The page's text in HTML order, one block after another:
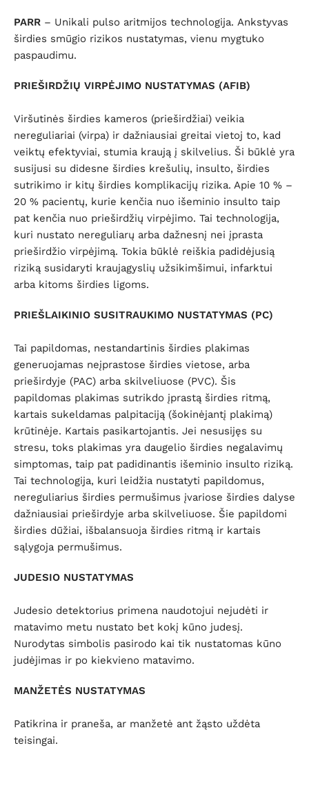
PARR – Unikali pulso aritmijos technologija. Ankstyvas
širdies smūgio rizikos nustatymas, vienu mygtuko
paspaudimu.
PRIEŠIRDŽIŲ VIRPĖJIMO NUSTATYMAS (AFIB)
Viršutinės širdies kameros (prieširdžiai) veikia
nereguliariai (virpa) ir dažniausiai greitai vietoj to, kad
veiktų efektyviai, stumia kraują į skilvelius. Ši būklė yra
susijusi su didesne širdies krešulių, insulto, širdies
sutrikimo ir kitų širdies komplikacijų rizika. Apie 10 % –
20 % pacientų, kurie kenčia nuo išeminio insulto taip
pat kenčia nuo prieširdžių virpėjimo. Tai technologija,
kuri nustato nereguliarų arba dažnesnį nei įprasta
prieširdžio virpėjimą. Tokia būklė reiškia padidėjusią
riziką susidaryti kraujagyslių užsikimšimui, infarktui
arba kitoms širdies ligoms.
PRIEŠLAIKINIO SUSITRAUKIMO NUSTATYMAS (PC)
Tai papildomas, nestandartinis širdies plakimas
generuojamas neįprastose širdies vietose, arba
prieširdyje (PAC) arba skilveliuose (PVC). Šis
papildomas plakimas sutrikdo įprastą širdies ritmą,
kartais sukeldamas palpitaciją (šokinėjantį plakimą)
krūtinėje. Kartais pasikartojantis. Jei nesusijęs su
stresu, toks plakimas yra daugelio širdies negalavimų
simptomas, taip pat padidinantis išeminio insulto riziką.
Tai technologija, kuri leidžia nustatyti papildomus,
nereguliarius širdies permušimus įvariose širdies dalyse
dažniausiai prieširdyje arba skilveliuose. Šie papildomi
širdies dūžiai, išbalansuoja širdies ritmą ir kartais
sąlygoja permušimus.
JUDESIO NUSTATYMAS
Judesio detektorius primena naudotojui nejudėti ir
matavimo metu nustato bet kokį kūno judesį.
Nurodytas simbolis pasirodo kai tik nustatomas kūno
judėjimas ir po kiekvieno matavimo.
MANŽETĖS NUSTATYMAS
Patikrina ir praneša, ar manžetė ant žąsto uždėta
teisingai.